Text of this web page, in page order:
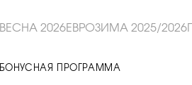
ВЕСНА 2026ЕВРОЗИМА 2025/2026
БОНУСНАЯ ПРОГРАММА